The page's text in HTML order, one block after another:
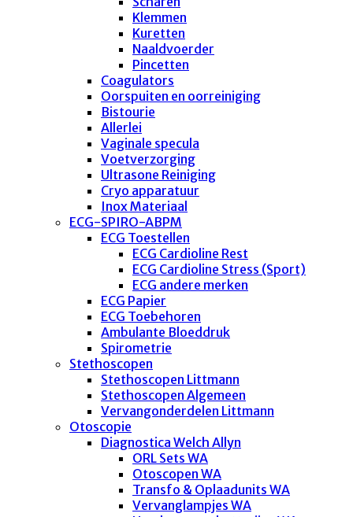
Klemmen
Kuretten
Naaldvoerder
Pincetten
Coagulators
Oorspuiten en oorreiniging
Bistourie
Allerlei
Vaginale specula
Voetverzorging
Ultrasone Reiniging
Cryo apparatuur
Inox Materiaal
ECG-SPIRO-ABPM
ECG Toestellen
ECG Cardioline Rest
ECG Cardioline Stress (Sport)
ECG andere merken
ECG Papier
ECG Toebehoren
Ambulante Bloeddruk
Spirometrie
Stethoscopen
Stethoscopen Littmann
Stethoscopen Algemeen
Vervangonderdelen Littmann
Otoscopie
Diagnostica Welch Allyn
ORL Sets WA
Otoscopen WA
Transfo & Oplaadunits WA
Vervanglampjes WA